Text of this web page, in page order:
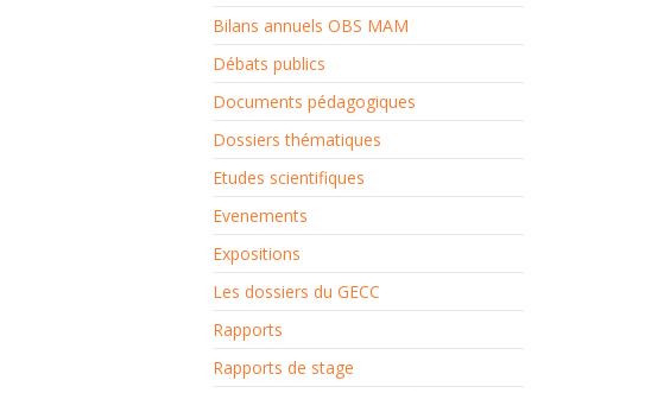
Bilans annuels OBS MAM
Débats publics
Documents pédagogiques
Dossiers thématiques
Etudes scientifiques
Evenements
Expositions
Les dossiers du GECC
Rapports
Rapports de stage